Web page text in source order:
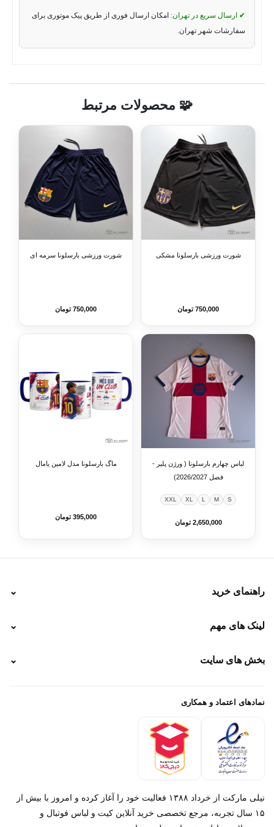
✔ ارسال سریع در تهران: امکان ارسال فوری از طریق پیک موتوری برای
سفارشات شهر تهران.
🧩 محصولات مرتبط
شورت ورزشی بارسلونا مشکی
750,000 تومان
شورت ورزشی بارسلونا سرمه ای
750,000 تومان
لباس چهارم بارسلونا ( ورژن پلیر -
فصل 2026/2027)
S
M
L
XL
XXL
2,650,000 تومان
ماگ بارسلونا مدل لامین یامال
395,000 تومان
راهنمای خرید ⌄
نحوه پرداخت
راهنمای سفارش
لینک های مهم ⌄
رهگیری تیپاکس
خرید لباس جدید بارسلونا 2025/2026
بخش های سایت ⌄
پرداخت باز
تماس با ما
نمادهای اعتماد و همکاری
نیلی مارکت از خرداد ۱۳۸۸ فعالیت خود را آغاز کرده و امروز با بیش از
۱۵ سال تجربه، مرجع تخصصی خرید آنلاین کیت و لباس فوتبال و